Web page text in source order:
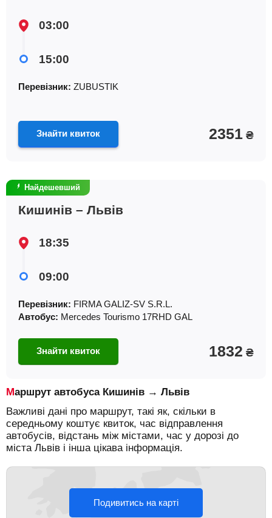
03:00
15:00
Перевізник: ZUBUSTIK
Знайти квиток 2351 ₴
Найдешевший
Кишинів – Львів
18:35
09:00
Перевізник: FIRMA GALIZ-SV S.R.L.
Автобус: Mercedes Tourismo 17RHD GAL
Знайти квиток 1832 ₴
Маршрут автобуса Кишинів → Львів
Важливі дані про маршрут, такі як, скільки в
середньому коштує квиток, час відправлення
автобусів, відстань між містами, час у дорозі до
міста Львів і інша цікава інформація.
Подивитись на карті